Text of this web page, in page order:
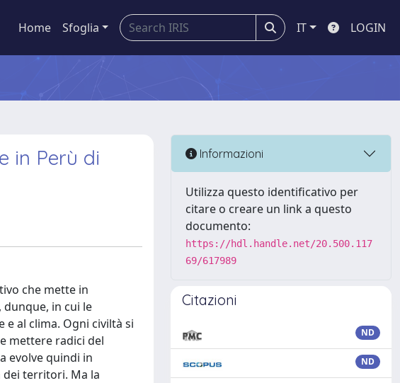
Home Sfoglia IT LOGIN
in Perù di
che mette in
in cui le
e al clima. Ogni civiltà si
mettere radici del
evolve quindi in
dei territori. Ma la
Informazioni
Utilizza questo identificativo per
citare o creare un link a questo
documento:
https://hdl.handle.net/20.500.117
69/617989
Citazioni
ND
ND